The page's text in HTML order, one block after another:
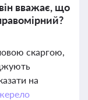
вважає, що
скаргою,
на